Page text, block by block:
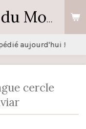
Les Bijoux du Moulin
aujourd'hui !
cercle